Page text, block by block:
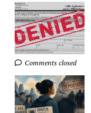
Comments closed